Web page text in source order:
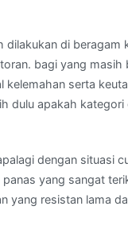
dilakukan di beragam
bagi yang
serta
dulu apakah
dengan situasi
yang sangat
yang resistan lama